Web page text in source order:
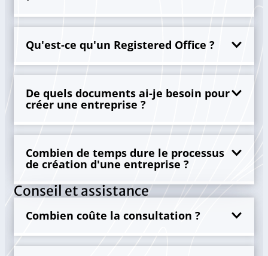
Qu'est-ce qu'un Registered Office ?
De quels documents ai-je besoin pour
créer une entreprise ?
Combien de temps dure le processus
de création d'une entreprise ?
Conseil et assistance
Combien coûte la consultation ?